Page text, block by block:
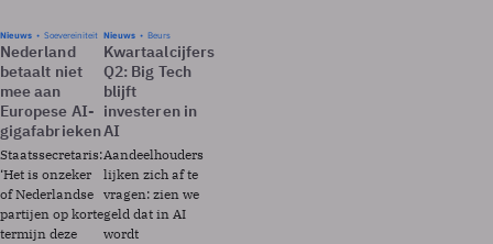
Nieuws Soevereiniteit
Nederland
betaalt niet
mee aan
Europese AI-
gigafabrieken
Staatssecretaris:
‘Het is onzeker
of Nederlandse
partijen op korte
termijn deze
Nieuws Beurs
Kwartaalcijfers
Q2: Big Tech
blijft
investeren in
AI
Aandeelhouders
lijken zich af te
vragen: zien we
geld dat in AI
wordt